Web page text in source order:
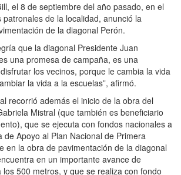
el 8 de septiembre del año pasado, en el
patronales de la localidad, anunció la
de la diagonal Perón.
que la diagonal Presidente Juan
una promesa de campaña, es una
los vecinos, porque le cambia la vida
la vida a la escuelas”, afirmó.
recorrió además el inicio de la obra del
Mistral (que también es beneficiario
que se ejecuta con fondos nacionales a
de Apoyo al Plan Nacional de Primera
en la obra de pavimentación de la diagonal
en un importante avance de
500 metros, y que se realiza con fondo